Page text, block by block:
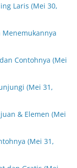
Laris (Mei 30,
Menemukannya
Contohnya (Mei
(Mei 31,
& Elemen (Mei
(Mei 31,